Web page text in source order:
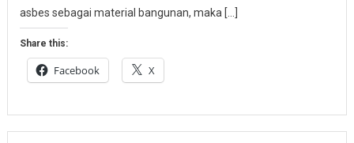
asbes sebagai material bangunan, maka […]
Share this:
Facebook X